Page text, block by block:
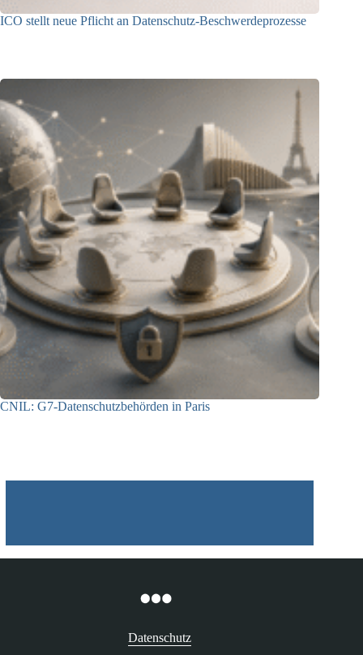
ICO stellt neue Pflicht an Datenschutz-Beschwerdeprozesse
CNIL: G7-Datenschutzbehörden in Paris
Datenschutz